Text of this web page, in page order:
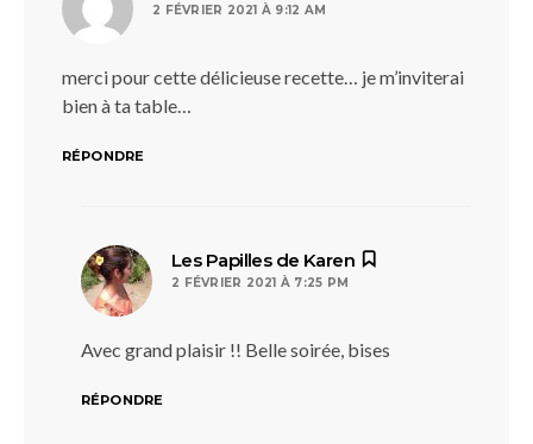
2 FÉVRIER 2021 À 9:12 AM
merci pour cette délicieuse recette… je m’inviterai
bien à ta table…
RÉPONDRE
Les Papilles de Karen
2 FÉVRIER 2021 À 7:25 PM
Avec grand plaisir !! Belle soirée, bises
RÉPONDRE